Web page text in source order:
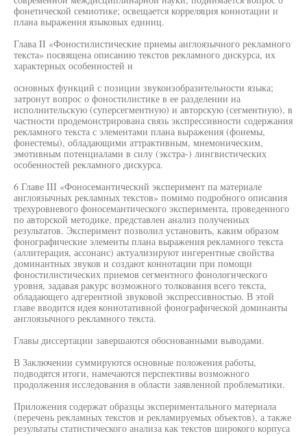
фонетической семиотике; освещается корреляция коннотации и
плана выражения языковых единиц.
Глава II «Фоностилистические приемы англоязычного рекламного
текста» посвящена описанию текстов рекламного дискурса, их
характерных особенностей и
основных функций с позиции звукоизобразительности языка;
затронут вопрос о фоностилистике в ее разделении на
исполнительскую (суперсегментную) и авторскую (сегментную), в
частности продемонстрирована связь экспрессивности содержания
рекламного текста с элементами плана выражения (фонемы,
фонестемы), обладающими аттрактивным, мнемоническим,
эмотивным потенциалами в силу (экстра-) лингвистических
особенностей рекламного дискурса.
6 Главе III «Фоносемантическнй эксперимент па материале
англоязычных рекламных текстов» помимо подробного описания
трехуровневого фоносемантического эксперимента, проведенного
по авторской методике, представлен анализ полученных
результатов. Эксперимент позволил установить, каким образом
фонографические элементы плана выражения рекламного текста
(аллитерация, ассонанс) актуализируют ингерентные свойства
доминантных звуков и создают коннотации при помощи
фоностилистических приемов сегментного фонологического
уровня, задавая ракурс возможного толкования всего текста,
обладающего адгерентной звуковой экспрессивностью. В этой
главе вводится идея коннотативной фонографической доминанты
англоязычного рекламного текста.
Главы диссертации завершаются обоснованными выводами.
В Заключении суммируются основные положения работы,
подводятся итоги, намечаются перспективы возможного
продолжения исследования в области заявленной проблематики.
Приложения содержат образцы экспериментального материала
(перечень рекламных текстов и рекламируемых объектов), а также
результаты статистического анализа как текстов широкого корпуса